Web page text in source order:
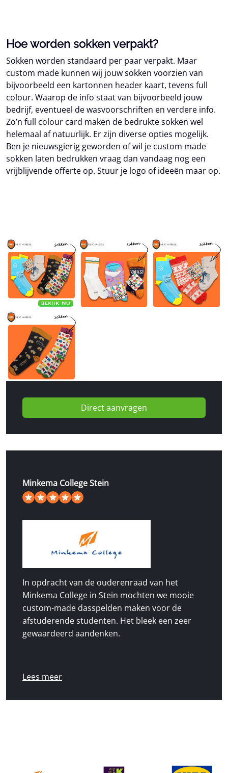
Hoe worden sokken verpakt?
Sokken worden standaard per paar verpakt. Maar
custom made kunnen wij jouw sokken voorzien van
bijvoorbeeld een kartonnen header kaart, tevens full
colour. Waarop de info staat van bijvoorbeeld jouw
bedrijf, eventueel de wasvoorschriften en verdere info.
Zo’n full colour card maken de bedrukte sokken wel
helemaal af natuurlijk. Er zijn diverse opties mogelijk.
Ben je nieuwsgierig geworden of wil je custom made
sokken laten bedrukken vraag dan vandaag nog een
vrijblijvende offerte op. Stuur je logo of ideeën maar op.
Direct aanvragen
Minkema College Stein
In opdracht van de ouderenraad van het
Minkema College in Stein mochten we mooie
custom-made dasspelden maken voor de
afstuderende studenten. Het bleek een zeer
gewaardeerd aandenken.
Lees meer